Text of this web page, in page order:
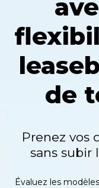
de
Prenez vos
sans subir
Évaluez les